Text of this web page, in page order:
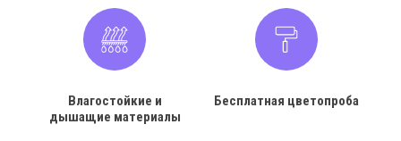
Влагостойкие и
дышащие материалы
Бесплатная цветопроба